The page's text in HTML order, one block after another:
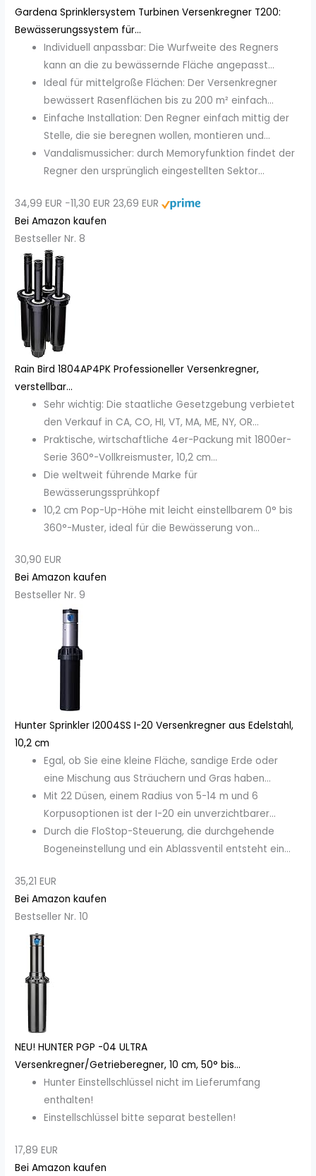
Gardena Sprinklersystem Turbinen Versenkregner T200:
Bewässerungssystem für...
Individuell anpassbar: Die Wurfweite des Regners
kann an die zu bewässernde Fläche angepasst...
Ideal für mittelgroße Flächen: Der Versenkregner
bewässert Rasenflächen bis zu 200 m² einfach...
Einfache Installation: Den Regner einfach mittig der
Stelle, die sie beregnen wollen, montieren und...
Vandalismussicher: durch Memoryfunktion findet der
Regner den ursprünglich eingestellten Sektor...
34,99 EUR −11,30 EUR 23,69 EUR
Bei Amazon kaufen
Bestseller Nr. 8
Rain Bird 1804AP4PK Professioneller Versenkregner,
verstellbar...
Sehr wichtig: Die staatliche Gesetzgebung verbietet
den Verkauf in CA, CO, HI, VT, MA, ME, NY, OR...
Praktische, wirtschaftliche 4er-Packung mit 1800er-
Serie 360°-Vollkreismuster, 10,2 cm...
Die weltweit führende Marke für
Bewässerungssprühkopf
10,2 cm Pop-Up-Höhe mit leicht einstellbarem 0° bis
360°-Muster, ideal für die Bewässerung von...
30,90 EUR
Bei Amazon kaufen
Bestseller Nr. 9
Hunter Sprinkler I2004SS I-20 Versenkregner aus Edelstahl,
10,2 cm
Egal, ob Sie eine kleine Fläche, sandige Erde oder
eine Mischung aus Sträuchern und Gras haben...
Mit 22 Düsen, einem Radius von 5-14 m und 6
Korpusoptionen ist der I-20 ein unverzichtbarer...
Durch die FloStop-Steuerung, die durchgehende
Bogeneinstellung und ein Ablassventil entsteht ein...
35,21 EUR
Bei Amazon kaufen
Bestseller Nr. 10
NEU! HUNTER PGP -04 ULTRA
Versenkregner/Getrieberegner, 10 cm, 50° bis...
Hunter Einstellschlüssel nicht im Lieferumfang
enthalten!
Einstellschlüssel bitte separat bestellen!
17,89 EUR
Bei Amazon kaufen